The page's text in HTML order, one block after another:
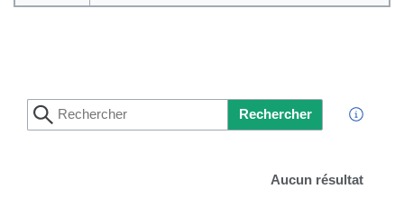
Rechercher
Aucun résultat